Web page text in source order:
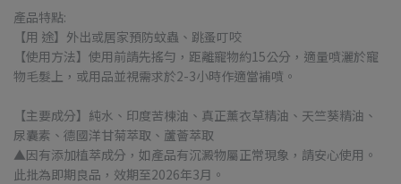
產品特點:
【用 途】外出或居家預防蚊蟲、跳蚤叮咬
【使用方法】使用前請先搖勻，距離寵物約15公分，適量噴灑於寵
物毛髮上，或用品並視需求於2-3小時作適當補噴。
【主要成分】純水、印度苦楝油、真正薰衣草精油、天竺葵精油、
尿囊素、德國洋甘菊萃取、蘆薈萃取
▲因有添加植萃成分，如產品有沉澱物屬正常現象，請安心使用。
此批為即期良品，效期至2026年3月。